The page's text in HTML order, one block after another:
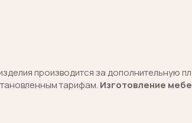
производится за дополнительную
тарифам. Изготовление